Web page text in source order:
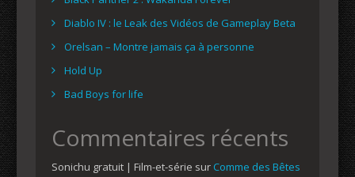
Diablo IV : le Leak des Vidéos de Gameplay Beta
Orelsan – Montre jamais ça à personne
Hold Up
Bad Boys for life
Commentaires récents
Sonichu gratuit | Film-et-série sur Comme des Bêtes